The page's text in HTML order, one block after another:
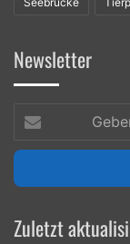
Newsletter
sie
ihre
Mailadresse
Zuletzt